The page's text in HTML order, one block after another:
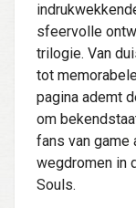
sfeervolle
trilogie. Van
tot
pagina ademt
om
fans van game
wegdromen in
Souls.